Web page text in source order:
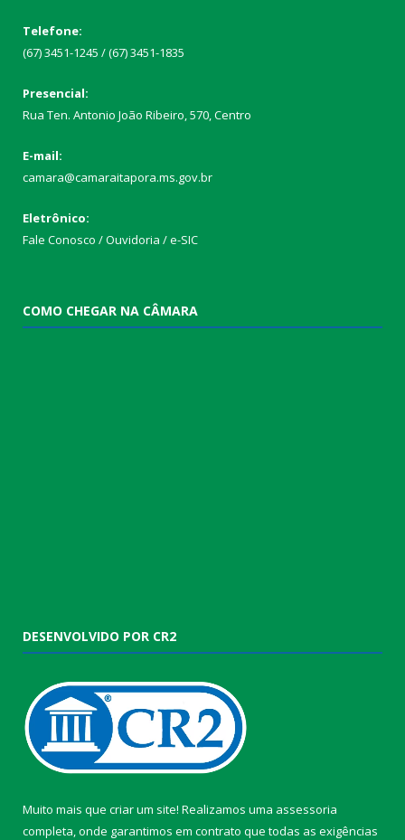
Telefone:
(67) 3451-1245 / (67) 3451-1835
Presencial:
Rua Ten. Antonio João Ribeiro, 570, Centro
E-mail:
camara@camaraitapora.ms.gov.br
Eletrônico:
Fale Conosco / Ouvidoria / e-SIC
COMO CHEGAR NA CÂMARA
DESENVOLVIDO POR CR2
Muito mais que criar um site! Realizamos uma assessoria
completa, onde garantimos em contrato que todas as exigências